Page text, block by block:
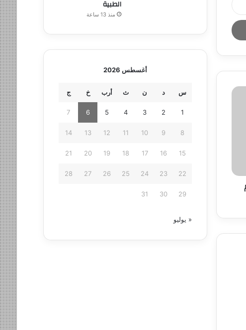
الطبية
منذ 13 ساعة
أغسطس 2026
س د ن ث أرب خ ج
1
2
3
4
5
6
7
8
9
10
11
12
13
14
15
16
17
18
19
20
21
22
23
24
25
26
27
28
29
30
31
« يوليو